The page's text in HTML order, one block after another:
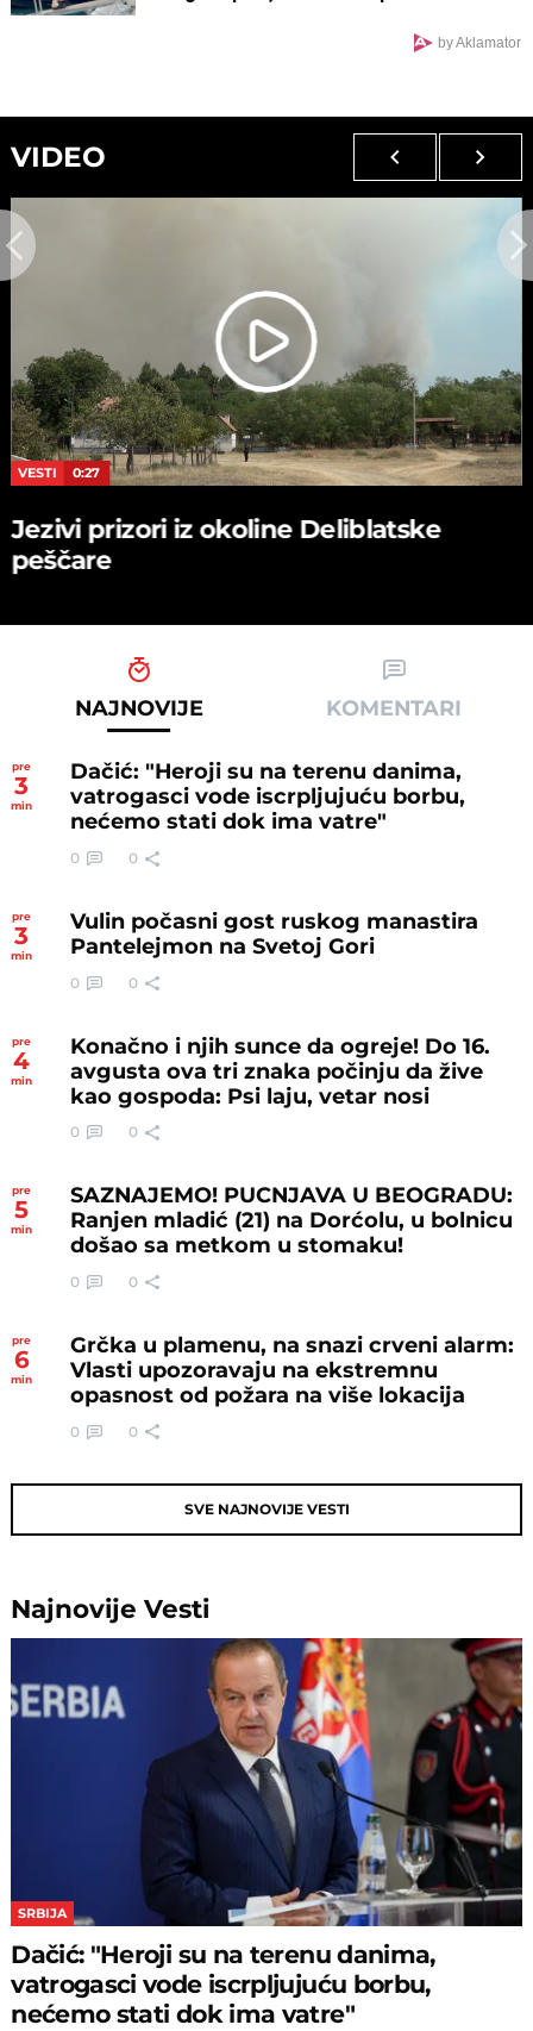
by Aklamator
VIDEO
VESTI 0:27
Jezivi prizori iz okoline Deliblatske
peščare
NAJNOVIJE KOMENTARI
pre
3
min
Dačić: "Heroji su na terenu danima,
vatrogasci vode iscrpljujuću borbu,
nećemo stati dok ima vatre"
0 0
pre
3
min
Vulin počasni gost ruskog manastira
Pantelejmon na Svetoj Gori
0 0
pre
4
min
Konačno i njih sunce da ogreje! Do 16.
avgusta ova tri znaka počinju da žive
kao gospoda: Psi laju, vetar nosi
0 0
pre
5
min
SAZNAJEMO! PUCNJAVA U BEOGRADU:
Ranjen mladić (21) na Dorćolu, u bolnicu
došao sa metkom u stomaku!
0 0
pre
6
min
Grčka u plamenu, na snazi crveni alarm:
Vlasti upozoravaju na ekstremnu
opasnost od požara na više lokacija
0 0
SVE NAJNOVIJE VESTI
NajnovijeVesti
SRBIJA
Dačić: "Heroji su na terenu danima,
vatrogasci vode iscrpljujuću borbu,
nećemo stati dok ima vatre"